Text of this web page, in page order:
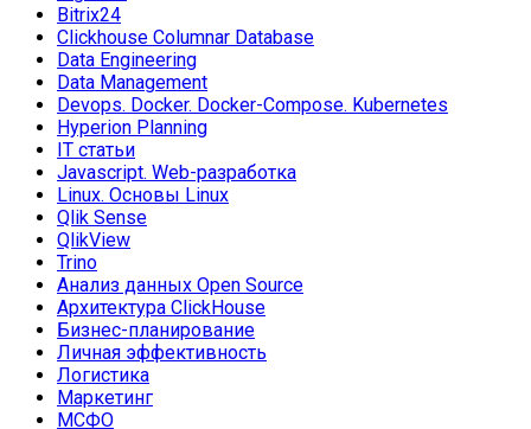
Bitrix24
Clickhouse Columnar Database
Data Engineering
Data Management
Devops. Docker. Docker-Compose. Kubernetes
Hyperion Planning
IT статьи
Javascript. Web-разработка
Linux. Основы Linux
Qlik Sense
QlikView
Trino
Анализ данных Open Source
Архитектура ClickHouse
Бизнес-планирование
Личная эффективность
Логистика
Маркетинг
МСФО